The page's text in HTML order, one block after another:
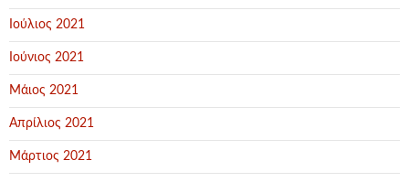
Ιούλιος 2021
Ιούνιος 2021
Μάιος 2021
Απρίλιος 2021
Μάρτιος 2021